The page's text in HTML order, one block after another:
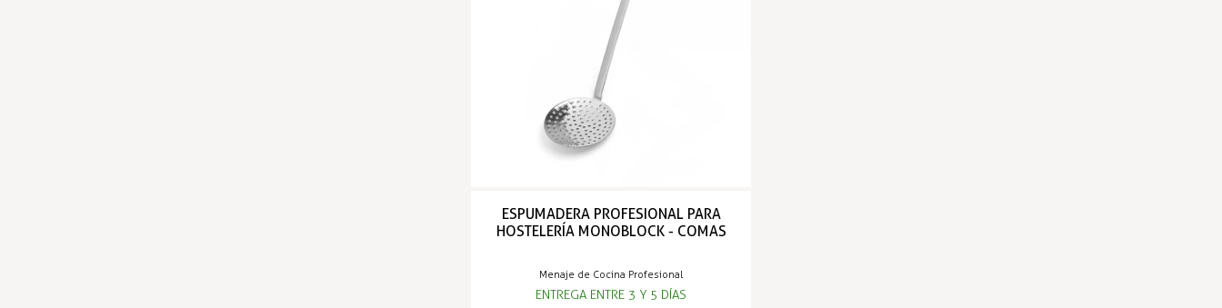
ESPUMADERA PROFESIONAL PARA
HOSTELERÍA MONOBLOCK - COMAS
Menaje de Cocina Profesional
ENTREGA ENTRE 3 Y 5 DÍAS